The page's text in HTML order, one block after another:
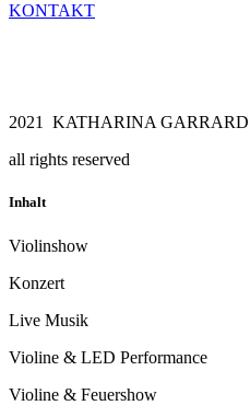
KONTAKT
2021 KATHARINA GARRARD
all rights reserved
Inhalt
Violinshow
Konzert
Live Musik
Violine & LED Performance
Violine & Feuershow